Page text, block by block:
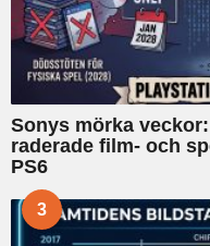
Sonys mörka
raderade film- och
PS6
3